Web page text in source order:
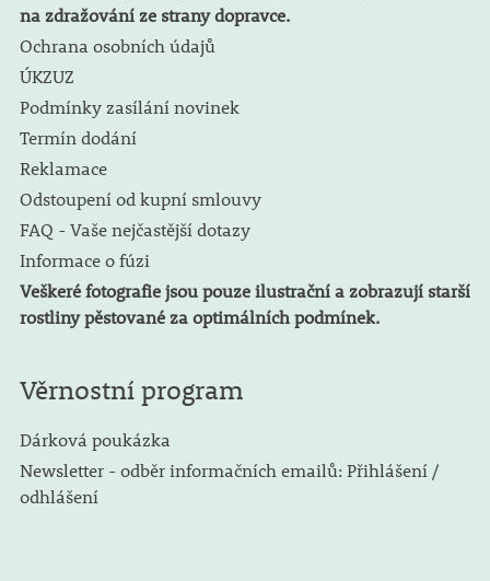
na zdražování ze strany dopravce.
Ochrana osobních údajů
ÚKZUZ
Podmínky zasílání novinek
Termín dodání
Reklamace
Odstoupení od kupní smlouvy
FAQ - Vaše nejčastější dotazy
Informace o fúzi
Veškeré fotografie jsou pouze ilustrační a zobrazují starší
rostliny pěstované za optimálních podmínek.
Věrnostní program
Dárková poukázka
Newsletter - odběr informačních emailů: Přihlášení /
odhlášení